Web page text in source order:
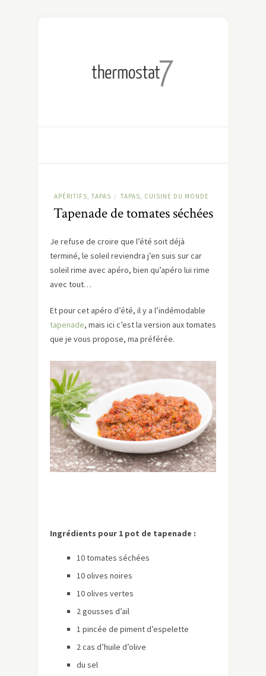
APÉRITIFS, TAPAS / TAPAS, CUISINE DU MONDE
Tapenade de tomates séchées
Je refuse de croire que l’été soit déjà
terminé, le soleil reviendra j’en suis sur car
soleil rime avec apéro, bien qu’apéro lui rime
avec tout…
Et pour cet apéro d’été, il y a l’indémodable
tapenade, mais ici c’est la version aux tomates
que je vous propose, ma préférée.
Ingrédients pour 1 pot de tapenade :
10 tomates séchées
10 olives noires
10 olives vertes
2 gousses d’ail
1 pincée de piment d’espelette
2 cas d’huile d’olive
du sel